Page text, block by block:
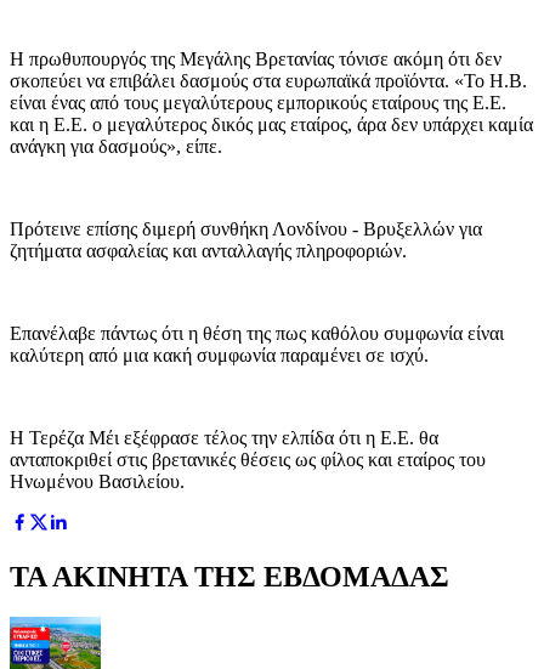
Η πρωθυπουργός της Μεγάλης Βρετανίας τόνισε ακόμη ότι δεν
σκοπεύει να επιβάλει δασμούς στα ευρωπαϊκά προϊόντα. «Το Η.Β.
είναι ένας από τους μεγαλύτερους εμπορικούς εταίρους της Ε.Ε.
και η Ε.Ε. ο μεγαλύτερος δικός μας εταίρος, άρα δεν υπάρχει καμία
ανάγκη για δασμούς», είπε.
Πρότεινε επίσης διμερή συνθήκη Λονδίνου - Βρυξελλών για
ζητήματα ασφαλείας και ανταλλαγής πληροφοριών.
Επανέλαβε πάντως ότι η θέση της πως καθόλου συμφωνία είναι
καλύτερη από μια κακή συμφωνία παραμένει σε ισχύ.
Η Τερέζα Μέι εξέφρασε τέλος την ελπίδα ότι η Ε.Ε. θα
ανταποκριθεί στις βρετανικές θέσεις ως φίλος και εταίρος του
Ηνωμένου Βασιλείου.
ΤΑ ΑΚΙΝΗΤΑ ΤΗΣ ΕΒΔΟΜΑΔΑΣ